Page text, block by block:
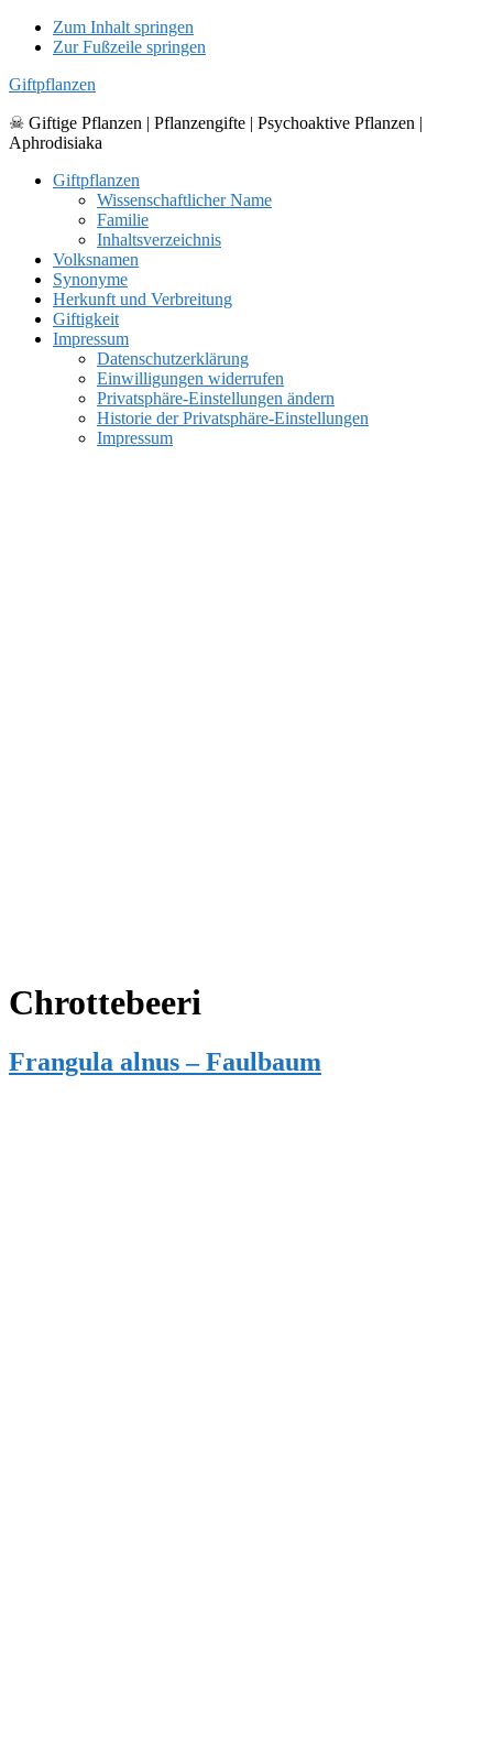
Zum Inhalt springen
Zur Fußzeile springen
Giftpflanzen
☠ Giftige Pflanzen | Pflanzengifte | Psychoaktive Pflanzen |
Aphrodisiaka
Giftpflanzen
Wissenschaftlicher Name
Familie
Inhaltsverzeichnis
Volksnamen
Synonyme
Herkunft und Verbreitung
Giftigkeit
Impressum
Datenschutzerklärung
Einwilligungen widerrufen
Privatsphäre-Einstellungen ändern
Historie der Privatsphäre-Einstellungen
Impressum
Chrottebeeri
Frangula alnus – Faulbaum